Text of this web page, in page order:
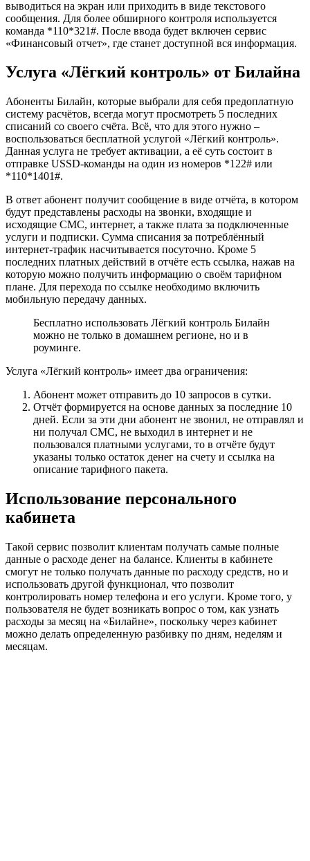
выводиться на экран или приходить в виде текстового
сообщения. Для более обширного контроля используется
команда *110*321#. После ввода будет включен сервис
«Финансовый отчет», где станет доступной вся информация.
Услуга «Лёгкий контроль» от Билайна
Абоненты Билайн, которые выбрали для себя предоплатную
систему расчётов, всегда могут просмотреть 5 последних
списаний со своего счёта. Всё, что для этого нужно –
воспользоваться бесплатной услугой «Лёгкий контроль».
Данная услуга не требует активации, а её суть состоит в
отправке USSD-команды на один из номеров *122# или
*110*1401#.
В ответ абонент получит сообщение в виде отчёта, в котором
будут представлены расходы на звонки, входящие и
исходящие СМС, интернет, а также плата за подключенные
услуги и подписки. Сумма списания за потреблённый
интернет-трафик насчитывается посуточно. Кроме 5
последних платных действий в отчёте есть ссылка, нажав на
которую можно получить информацию о своём тарифном
плане. Для перехода по ссылке необходимо включить
мобильную передачу данных.
Бесплатно использовать Лёгкий контроль Билайн
можно не только в домашнем регионе, но и в
роуминге.
Услуга «Лёгкий контроль» имеет два ограничения:
Абонент может отправить до 10 запросов в сутки.
Отчёт формируется на основе данных за последние 10
дней. Если за эти дни абонент не звонил, не отправлял и
ни получал СМС, не выходил в интернет и не
пользовался платными услугами, то в отчёте будут
указаны только остаток денег на счету и ссылка на
описание тарифного пакета.
Использование персонального
кабинета
Такой сервис позволит клиентам получать самые полные
данные о расходе денег на балансе. Клиенты в кабинете
смогут не только получать данные по расходу средств, но и
использовать другой функционал, что позволит
контролировать номер телефона и его услуги. Кроме того, у
пользователя не будет возникать вопрос о том, как узнать
расходы за месяц на «Билайне», поскольку через кабинет
можно делать определенную разбивку по дням, неделям и
месяцам.